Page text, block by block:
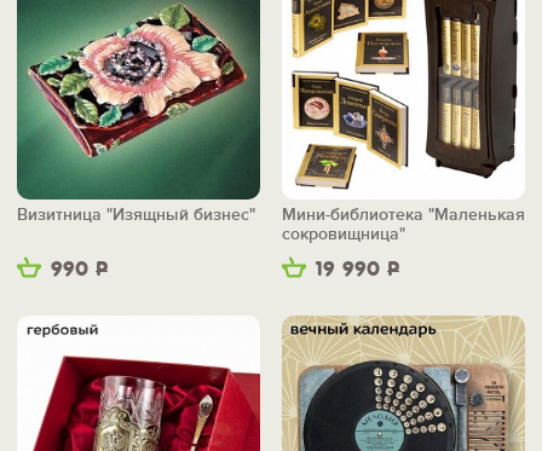
990 Р
Визитница "Изящный бизнес"
19 990 Р
Мини-библиотека "Маленькая
сокровищница"